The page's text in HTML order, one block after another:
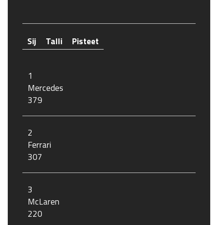
Sij Talli Pisteet
1
Mercedes
379
2
Ferrari
307
3
McLaren
220